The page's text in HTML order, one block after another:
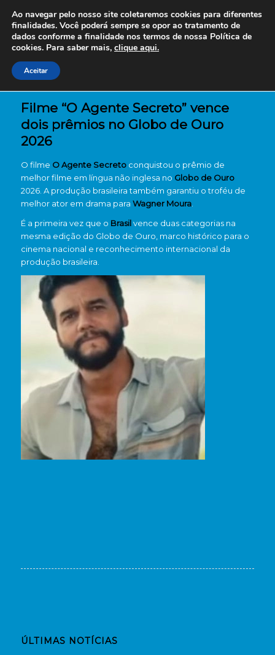
Filme “O Agente Secreto” vence
dois prêmios no Globo de Ouro
2026
O filme O Agente Secretoconquistou o prêmio de
melhor filme em língua não inglesa no Globo de Ouro
2026. A produção brasileira também garantiu o troféu de
melhor ator em drama para Wagner Moura.
É a primeira vez que o Brasilvence duas categorias na
mesma edição do Globo de Ouro, marco histórico para o
cinema nacional e reconhecimento internacional da
produção brasileira.
ÚLTIMAS NOTÍCIAS
Ao navegar pelo nosso site coletaremos cookies para diferentes
finalidades. Você poderá sempre se opor ao tratamento de
dados conforme a finalidade nos termos de nossa Política de
cookies. Para saber mais, clique aqui.
Aceitar